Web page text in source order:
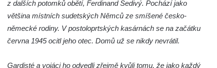
Hrob Jaroslava Klicpery na hřbitově v
Chlumčanech
Hrob Josefa Bednáře na hřbitově v
z dalších potomků obětí, Ferdinand Šedivý. Pochází jako
většina místních sudetských Němců ze smíšené česko-
německé rodiny. V postoloprtských kasárnách se na začátku
června 1945 ocitl jeho otec. Domů už se nikdy nevrátil.
Gardisté a vojáci ho odvedli zřejmě kvůli tomu, že jako každý